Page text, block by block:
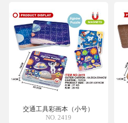
交通工具彩画本（小号）
NO. 2419